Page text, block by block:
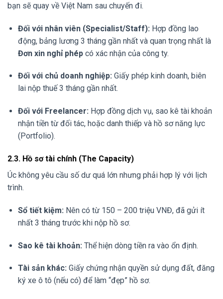
bạn sẽ quay về Việt Nam sau chuyến đi.
Đối với nhân viên (Specialist/Staff): Hợp đồng lao
động, bảng lương 3 tháng gần nhất và quan trọng nhất là
Đơn xin nghỉ phépcó xác nhận của công ty.
Đối với chủ doanh nghiệp: Giấy phép kinh doanh, biên
lai nộp thuế 3 tháng gần nhất.
Đối với Freelancer: Hợp đồng dịch vụ, sao kê tài khoản
nhận tiền từ đối tác, hoặc danh thiếp và hồ sơ năng lực
(Portfolio).
2.3. Hồ sơ tài chính (The Capacity)
Úc không yêu cầu số dư quá lớn nhưng phải hợp lý với lịch
trình.
Sổ tiết kiệm: Nên có từ 150 – 200 triệu VNĐ, đã gửi ít
nhất 3 tháng trước khi nộp hồ sơ.
Sao kê tài khoản: Thể hiện dòng tiền ra vào ổn định.
Tài sản khác: Giấy chứng nhận quyền sử dụng đất, đăng
ký xe ô tô (nếu có) để làm “đẹp” hồ sơ.